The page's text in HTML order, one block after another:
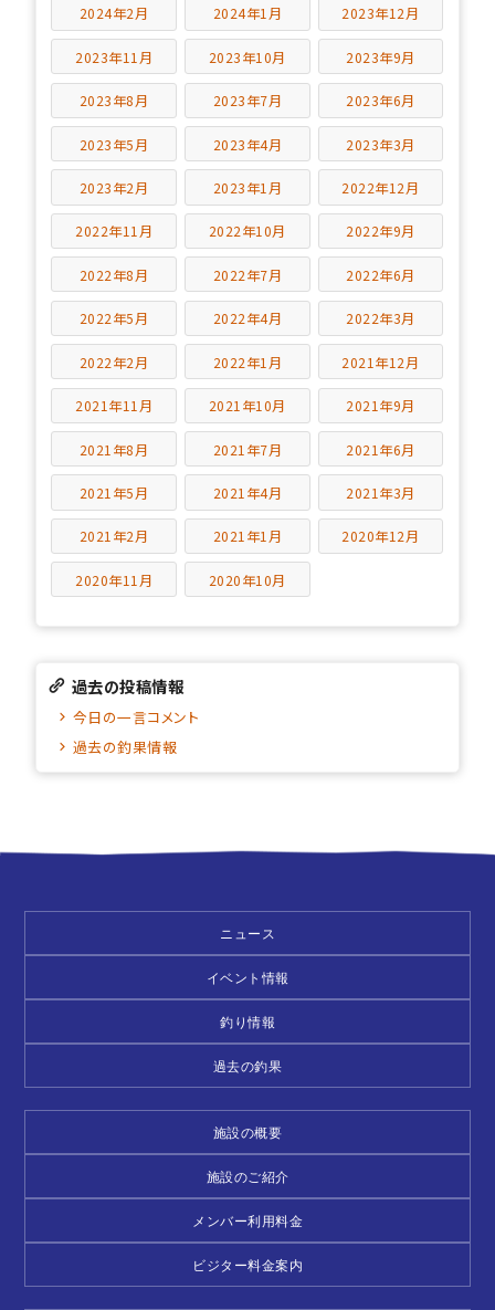
2024年2月 2024年1月 2023年12月
2023年11月 2023年10月 2023年9月
2023年8月 2023年7月 2023年6月
2023年5月 2023年4月 2023年3月
2023年2月 2023年1月 2022年12月
2022年11月 2022年10月 2022年9月
2022年8月 2022年7月 2022年6月
2022年5月 2022年4月 2022年3月
2022年2月 2022年1月 2021年12月
2021年11月 2021年10月 2021年9月
2021年8月 2021年7月 2021年6月
2021年5月 2021年4月 2021年3月
2021年2月 2021年1月 2020年12月
2020年11月 2020年10月
過去の投稿情報
今日の一言コメント
過去の釣果情報
ニュース
イベント情報
釣り情報
過去の釣果
施設の概要
施設のご紹介
メンバー利用料金
ビジター料金案内